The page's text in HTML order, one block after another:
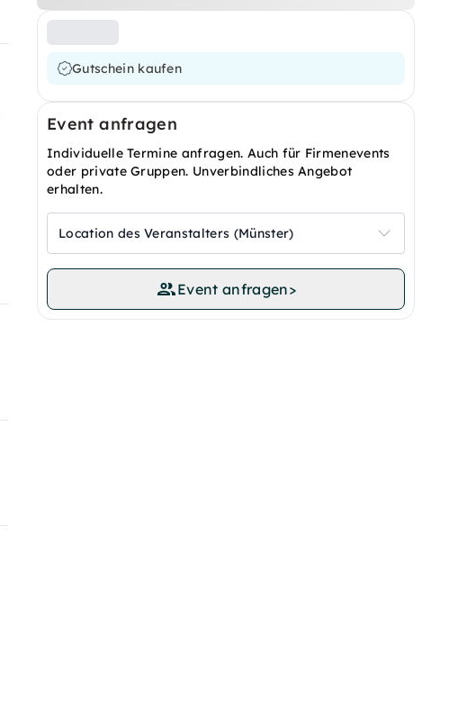
Gutschein kaufen
Event anfragen
Individuelle Termine anfragen. Auch für Firmenevents
oder private Gruppen. Unverbindliches Angebot
erhalten.
Location des Veranstalters (Münster)
Event anfragen>